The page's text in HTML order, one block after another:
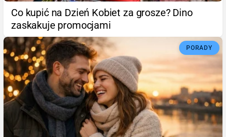
Co kupić na Dzień Kobiet za grosze? Dino
zaskakuje promocjami
PORADY